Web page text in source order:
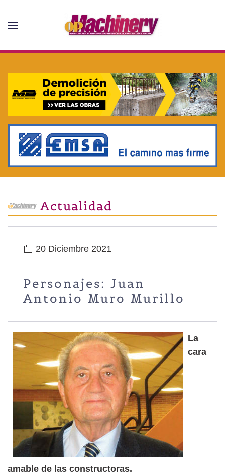
Skip to main content
Actualidad
20 Diciembre 2021
Personajes: Juan
Antonio Muro Murillo
La
cara
amable de las constructoras.